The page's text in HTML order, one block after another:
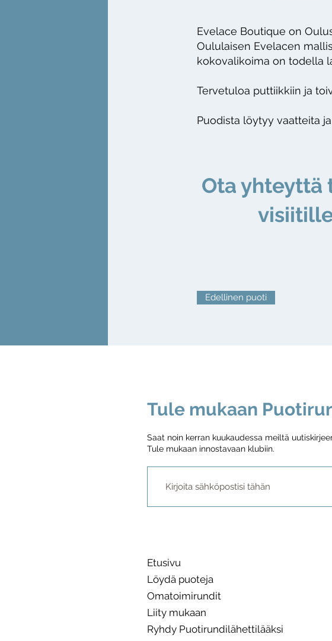
Evelace Boutique on
Oululaisen Evelacen
kokovalikoima on todella
Tervetuloa puttiikkiin ja
Puodista löytyy vaatteita
Ota yhteyttä
Edellinen puoti
Tule mukaan
Saat noin kerran kuukaudessa meiltä
Tule mukaan innostavaan klubiin.
Etusivu
Löydä puoteja
Omatoimirundit
Liity mukaan
Ryhdy Puotirundilähettilääksi